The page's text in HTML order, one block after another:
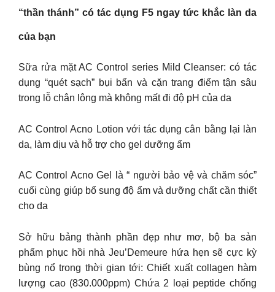
“thần thánh” có tác dụng F5 ngay tức khắc làn da
của bạn
Sữa rửa mặt AC Control series Mild Cleanser: có tác
dụng “quét sạch” bụi bẩn và cặn trang điểm tận sâu
trong lỗ chân lông mà không mất đi độ pH của da
AC Control Acno Lotion với tác dụng cân bằng lại làn
da, làm dịu và hỗ trợ cho gel dưỡng ẩm
AC Control Acno Gel là “ người bảo vệ và chăm sóc”
cuối cùng giúp bổ sung độ ẩm và dưỡng chất cần thiết
cho da
Sở hữu bảng thành phần đẹp như mơ, bộ ba sản
phẩm phục hồi nhà Jeu’Demeure hứa hẹn sẽ cực kỳ
bùng nổ trong thời gian tới: Chiết xuất collagen hàm
lượng cao (830.000ppm) Chứa 2 loại peptide chống